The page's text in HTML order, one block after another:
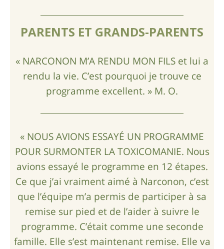
PARENTS ET GRANDS-PARENTS
« NARCONON M’A RENDU MON FILS et lui a
rendu la vie. C’est pourquoi je trouve ce
programme excellent. » M. O.
« NOUS AVIONS ESSAYÉ UN PROGRAMME
POUR SURMONTER LA TOXICOMANIE. Nous
avions essayé le programme en 12 étapes.
Ce que j’ai vraiment aimé à Narconon, c’est
que l’équipe m’a permis de participer à sa
remise sur pied et de l’aider à suivre le
programme. C’était comme une seconde
famille. Elle s’est maintenant remise. Elle va